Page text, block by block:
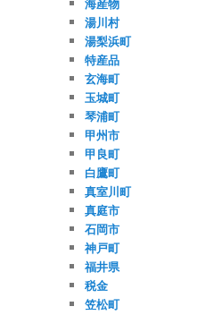
海産物
湯川村
湯梨浜町
特産品
玄海町
玉城町
琴浦町
甲州市
甲良町
白鷹町
真室川町
真庭市
石岡市
神戸町
福井県
税金
笠松町